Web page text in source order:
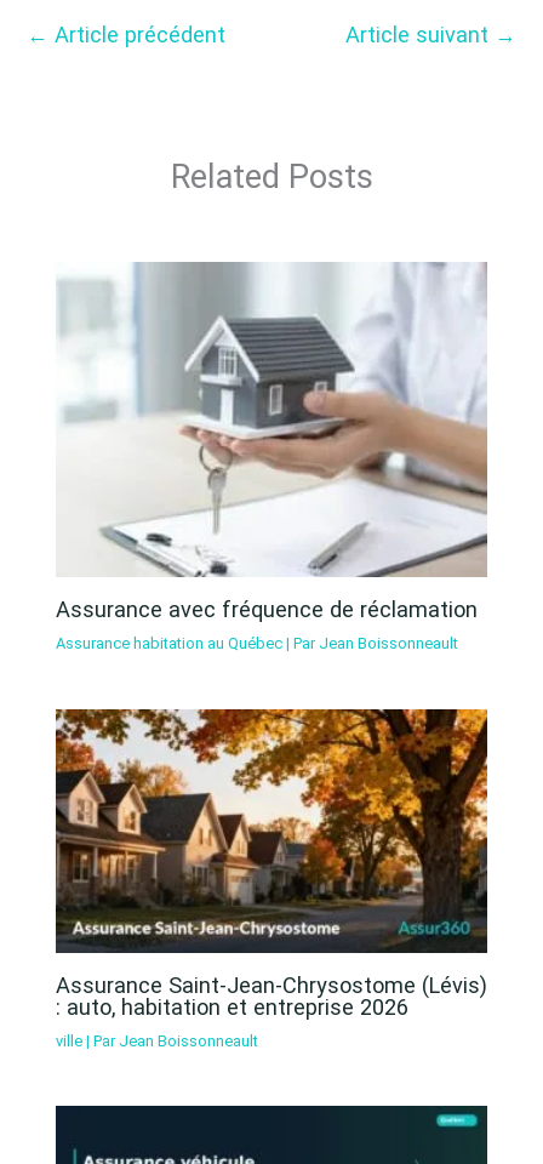
← Article précédent Article suivant →
Related Posts
Assurance avec fréquence de réclamation
Assurance habitation au Québec| Par Jean Boissonneault
Assurance Saint-Jean-Chrysostome (Lévis)
: auto, habitation et entreprise 2026
ville| Par Jean Boissonneault